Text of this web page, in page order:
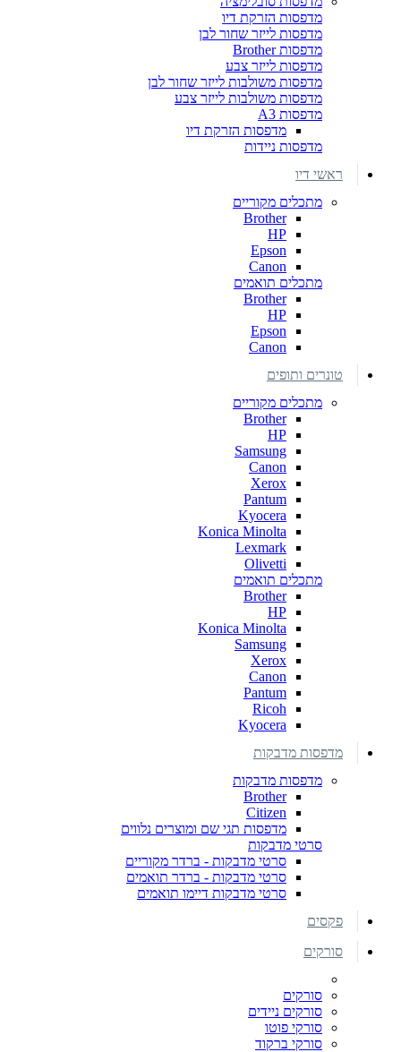
מדפסות הזרקת דיו
מדפסות לייזר שחור לבן
מדפסות Brother
מדפסות לייזר צבע
מדפסות משולבות לייזר שחור לבן
מדפסות משולבות לייזר צבע
מדפסות A3
מדפסות הזרקת דיו
מדפסות ניידות
ראשי דיו
מתכלים מקוריים
Brother
HP
Epson
Canon
מתכלים תואמים
Brother
HP
Epson
Canon
טונרים ותופים
מתכלים מקוריים
Brother
HP
Samsung
Canon
Xerox
Pantum
Kyocera
Konica Minolta
Lexmark
Olivetti
מתכלים תואמים
Brother
HP
Konica Minolta
Samsung
Xerox
Canon
Pantum
Ricoh
Kyocera
מדפסות מדבקות
מדפסות מדבקות
Brother
Citizen
מדפסות תגי שם ומוצרים נלווים
סרטי מדבקות
סרטי מדבקות - ברדר מקוריים
סרטי מדבקות - ברדר תואמים
סרטי מדבקות דיימו תואמים
פקסים
סורקים
סורקים
סורקים ניידים
סורקי פוטו
סורקי ברקוד